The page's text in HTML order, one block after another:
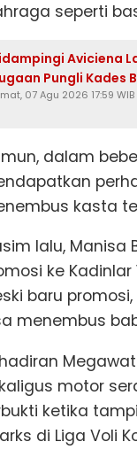
seperti
Aviciena
Pungli Kades
07 Agu 2026 17:59 WIB
dalam
kasta
lalu, Manisa
ke
baru
menembus
motor
ketika
di Liga Voli